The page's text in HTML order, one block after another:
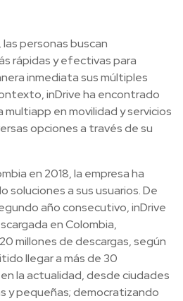
personas buscan
rápidas y efectivas para
inmediata sus múltiples
inDrive ha encontrado
multiapp en movilidad y servicios
opciones a través de su
en 2018, la empresa ha
soluciones a sus usuarios. De
año consecutivo, inDrive
en Colombia,
millones de descargas, según
llegar a más de 30
la actualidad, desde ciudades
y pequeñas; democratizando